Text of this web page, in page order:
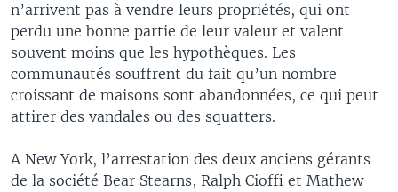
n’arrivent pas à vendre leurs propriétés, qui ont
perdu une bonne partie de leur valeur et valent
souvent moins que les hypothèques. Les
communautés souffrent du fait qu’un nombre
croissant de maisons sont abandonnées, ce qui peut
attirer des vandales ou des squatters.
A New York, l’arrestation des deux anciens gérants
de la société Bear Stearns, Ralph Cioffi et Mathew